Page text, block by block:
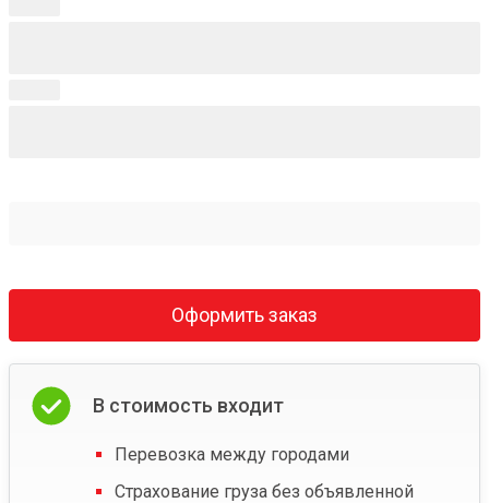
Оформить заказ
В стоимость входит
Перевозка между городами
Страхование груза без объявленной